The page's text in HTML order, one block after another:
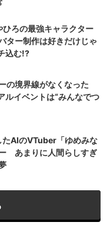
ろの最強キャラクター
ー制作は好きだけじゃ
込む!?
の境界線がなくなった
イベントは“みんなでつ
AIのVTuber「ゆめみな
あまりに人間らしすぎ